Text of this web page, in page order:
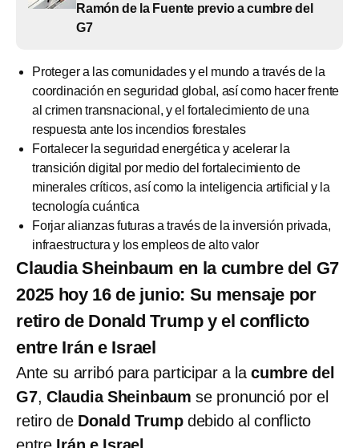
Ramón de la Fuente previo a cumbre del
G7
Proteger a las comunidades y el mundo a través de la
coordinación en seguridad global, así como hacer frente
al crimen transnacional, y el fortalecimiento de una
respuesta ante los incendios forestales
Fortalecer la seguridad energética y acelerar la
transición digital por medio del fortalecimiento de
minerales críticos, así como la inteligencia artificial y la
tecnología cuántica
Forjar alianzas futuras a través de la inversión privada,
infraestructura y los empleos de alto valor
Claudia Sheinbaum en la cumbre del G7
2025 hoy 16 de junio: Su mensaje por
retiro de Donald Trump y el conflicto
entre Irán e Israel
Ante su arribó para participar a la cumbre del
G7, Claudia Sheinbaum se pronunció por el
retiro de Donald Trumpdebido al conflicto